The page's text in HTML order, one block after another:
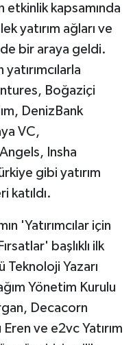
etkinlik kapsamında
yatırım ağları ve
bir araya geldi.
Boğaziçi
DenizBank
VC,
Insha
gibi yatırım
katıldı.
'Yatırımcılar için
başlıklı ilk
Yazarı
Yönetim Kurulu
Decacorn
ve e2vc Yatırım